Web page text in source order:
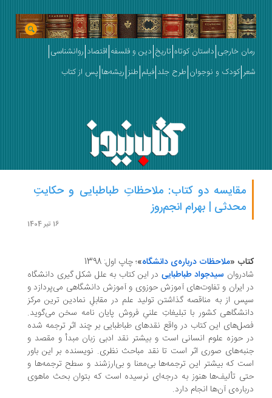
خارجی داستان کوتاه تاریخ دین و فلسفه اقتصاد روانشناسی
کودک و نوجوان طرح جلد فیلم طنز ریشه‌ها پس از کتاب
مقایسه دو کتاب: ملاحظاتِ طباطبایی و حکایتِ
محدثی | بهرام انجم‌روز
«ملاحظات درباره‌ی دانشگاه»؛ چاپ اول: 1398
سیدجواد طباطباییدر این کتاب به علل شکل گیری دانشگاه
ایران و تفاوت‌های آموزش حوزوی و آموزش دانشگاهی می‌پردازد و
از به مناقصه گذاشتن تولید علم در مقابلِ نمادین ترین مرکز
کشور با تبلیغاتِ علنیِ فروش پایان نامه سخن می‌گوید.
این کتاب در واقع نقدهای طباطبایی بر چند اثر ترجمه شده
حوزه علوم انسانی است و بیشتر نقد ادبی زبان مبدأ و مقصد و
صوری اثر است تا نقد مباحث نظری. نویسنده بر این باور
که بیشتر این ترجمه‌ها بی‌معنا و بی‌ارزشند و سطح ترجمه‌ها و
تألیف‌ها هنوز به درجه‌ای نرسیده است که بتوان بحث ماهوی
آن‌ها انجام دارد.